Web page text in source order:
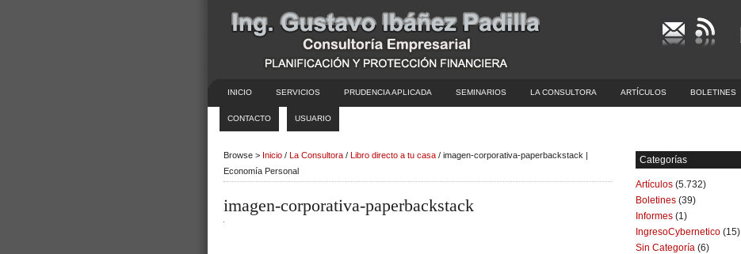
INICIO SERVICIOS PRUDENCIA APLICADA SEMINARIOS LA CONSULTORA ARTÍCULOS BOLETINES
CONTACTO USUARIO
Browse > Inicio / La Consultora / Libro directo a tu casa / imagen-corporativa-paperbackstack |
Economía Personal
imagen-corporativa-paperbackstack
Categorías
Artículos (5.732)
Boletines (39)
Informes (1)
IngresoCybernetico (15)
Sin Categoría (6)